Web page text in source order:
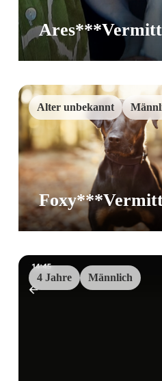
Alter unbekannt
4 Jahre Männlich